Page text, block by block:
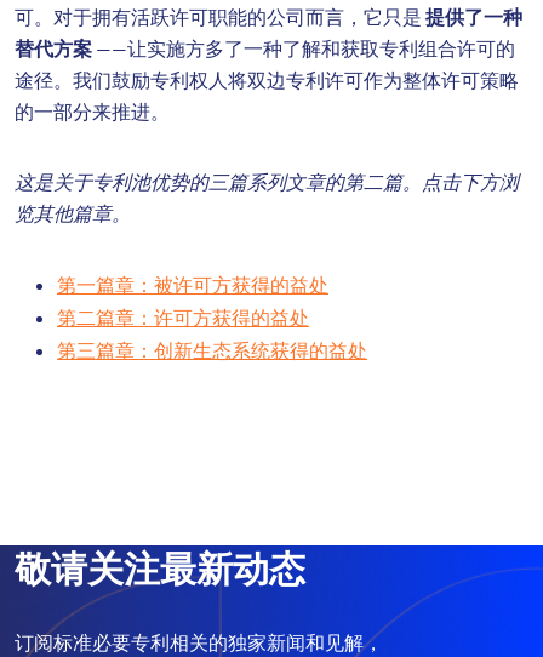
可。对于拥有活跃许可职能的公司而言，它只是 提供了一种
替代方案 ——让实施方多了一种了解和获取专利组合许可的
途径。我们鼓励专利权人将双边专利许可作为整体许可策略
的一部分来推进。
这是关于专利池优势的三篇系列文章的第二篇。点击下方浏
览其他篇章。
第一篇章：被许可方获得的益处
第二篇章：许可方获得的益处
第三篇章：创新生态系统获得的益处
敬请关注最新动态
订阅标准必要专利相关的独家新闻和见解，